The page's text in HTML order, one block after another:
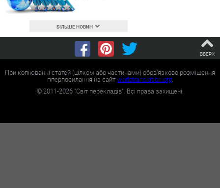
БІЛЬШЕ НОВИН
ВВЕРХ
При копіюванні статей (цілком або частинами) обов'язкове розміщення
гіперпосилання на сайтworldtranslation.org.
©2011-2026"Світ перекладів". Всі права захищені.